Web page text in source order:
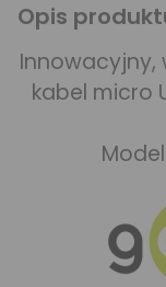
Opis
Innowacyjny,
kabel micro